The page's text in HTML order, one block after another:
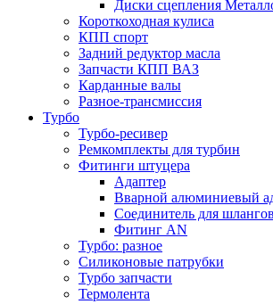
Диски сцепления
Короткоходная кулиса
КПП спорт
Задний редуктор масла
Запчасти КПП ВАЗ
Карданные валы
Разное-трансмиссия
Турбо
Турбо-ресивер
Ремкомплекты для турбин
Фитинги штуцера
Адаптер
Вварной алюминиевый
Соединитель для
Фитинг AN
Турбо: разное
Силиконовые патрубки
Турбо запчасти
Термолента